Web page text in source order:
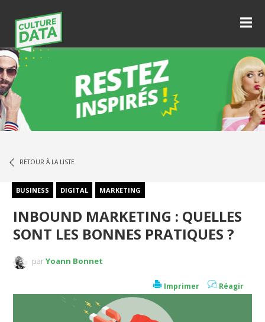
RETOUR À LA LISTE
BUSINESS DIGITAL MARKETING
INBOUND MARKETING : QUELLES
SONT LES BONNES PRATIQUES ?
parYoann Bonnet
Réagir
Imprimer